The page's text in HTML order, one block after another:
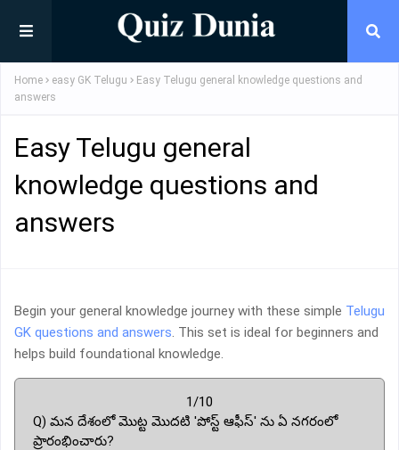
Home easy GK Telugu
Easy Telugu general knowledge questions and
answers
Easy Telugu general
knowledge questions and
answers
Begin your general knowledge journey with these simple Telugu
GK questions and answers. This set is ideal for beginners and
helps build foundational knowledge.
1/10
Q) మన దేశంలో మొట్ట మొదటి 'పోస్ట్ ఆఫీస్' ను ఏ నగరంలో
ప్రారంభించారు?